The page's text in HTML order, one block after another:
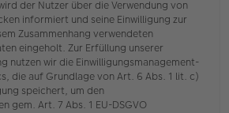
der Nutzer über die Verwendung von
informiert und seine Einwilligung zur
Zusammenhang verwendeten
eingeholt. Zur Erfüllung unserer
nutzen wir die Einwilligungsmanagement-
die auf Grundlage von Art. 6 Abs. 1 lit. c)
speichert, um den
gem. Art. 7 Abs. 1 EU-DSGVO